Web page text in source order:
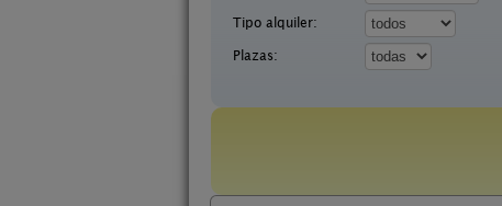
Tipo alquiler:
Plazas: